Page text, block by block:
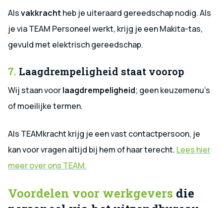
Alsvakkrachtheb je uiteraard gereedschap nodig. Als
je via TEAM Personeel werkt, krijg je een Makita-tas,
gevuld met elektrisch gereedschap.
7. Laagdrempeligheid staat voorop
Wij staan voorlaagdrempeligheid; geen keuzemenu’s
of moeilijke termen.
Als TEAMkracht krijg je een vast contactpersoon, je
kan voor vragen altijd bij hem of haar terecht. Lees hier
meer over ons TEAM.
Voordelen voor werkgevers die